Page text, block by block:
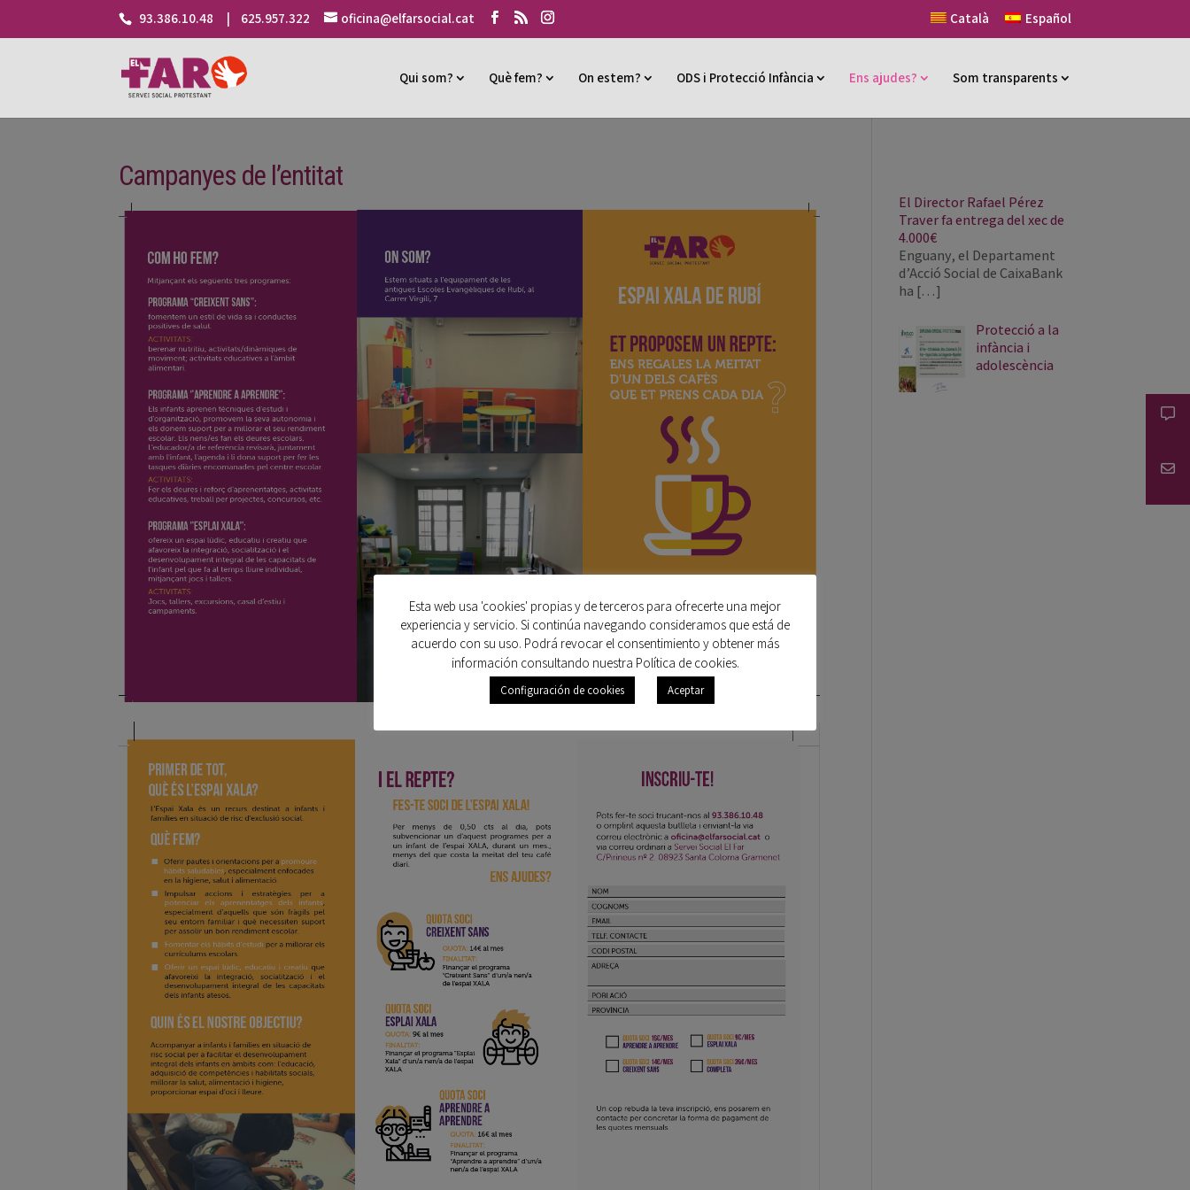
93.386.10.48 | 625.957.322 oficina@elfarsocial.cat Català Español
Qui som? Què fem? On estem? ODS i Protecció Infància Ens ajudes? Som transparents
Campanyes de l’entitat
El Director Rafael Pérez
Traver fa entrega del xec de
4.000€
Enguany, el Departament
d’Acció Social de CaixaBank
ha […]
Protecció a la
infància i
adolescència
Esta web usa 'cookies' propias y de terceros para ofrecerte una mejor
experiencia y servicio. Si continúa navegando consideramos que está de
acuerdo con su uso. Podrá revocar el consentimiento y obtener más
información consultando nuestra Política de cookies.
Configuración de cookies Aceptar